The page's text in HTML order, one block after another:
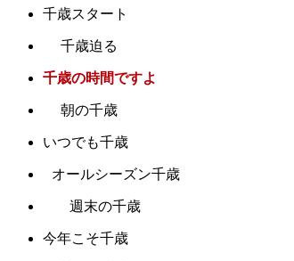
千歳スタート
千歳迫る
千歳の時間ですよ
朝の千歳
いつでも千歳
オールシーズン千歳
週末の千歳
今年こそ千歳